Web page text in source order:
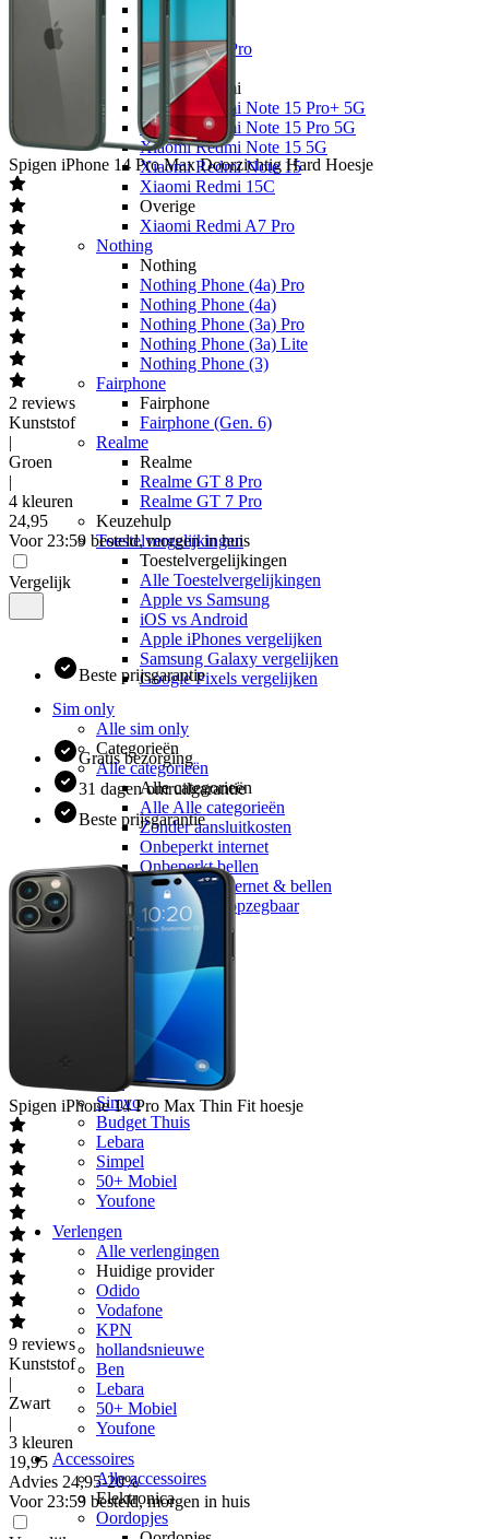
Xiaomi 15T Pro
Xiaomi 15T
Xiaomi Redmi
Xiaomi Redmi Note 15 Pro+ 5G
Xiaomi Redmi Note 15 Pro 5G
Xiaomi Redmi Note 15 5G
Xiaomi Redmi Note 15
Xiaomi Redmi 15C
Overige
Xiaomi Redmi A7 Pro
Nothing
Nothing
Nothing Phone (4a) Pro
Nothing Phone (4a)
Nothing Phone (3a) Pro
Nothing Phone (3a) Lite
Nothing Phone (3)
Fairphone
Fairphone
Fairphone (Gen. 6)
Realme
Realme
Realme GT 8 Pro
Realme GT 7 Pro
Keuzehulp
Toestelvergelijkingen
Toestelvergelijkingen
Alle Toestelvergelijkingen
Apple vs Samsung
iOS vs Android
Apple iPhones vergelijken
Samsung Galaxy vergelijken
Google Pixels vergelijken
Sim only
Alle sim only
Categorieën
Alle categorieën
Alle categorieën
Alle Alle categorieën
Zonder aansluitkosten
Onbeperkt internet
Onbeperkt bellen
Onbeperkt internet & bellen
Maandelijks opzegbaar
Data only
Alleen bellen
hollandsnieuwe
Ben
Simyo
Budget Thuis
Lebara
Simpel
50+ Mobiel
Youfone
Verlengen
Alle verlengingen
Huidige provider
Odido
Vodafone
KPN
hollandsnieuwe
Ben
Lebara
50+ Mobiel
Youfone
Accessoires
Alle accessoires
Elektronica
Oordopjes
Spigen iPhone 14 Pro Max Doorzichtig Hard Hoesje
2 reviews
Kunststof
|
Groen
|
4 kleuren
24,95
Voor 23:59 besteld, morgen in huis
Vergelijk
Beste prijsgarantie
Gratis bezorging
31 dagen omruilgarantie
Beste prijsgarantie
Spigen iPhone 14 Pro Max Thin Fit hoesje
9 reviews
Kunststof
|
Zwart
|
3 kleuren
19,95
Advies 24,95-20%
Voor 23:59 besteld, morgen in huis